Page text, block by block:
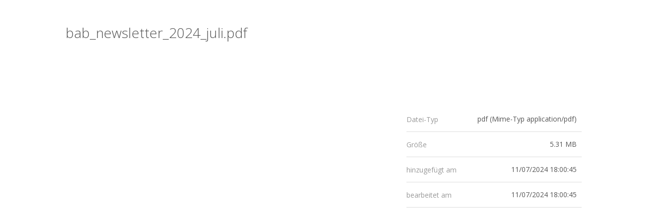
bab_newsletter_2024_juli.pdf
Datei-Typ pdf (Mime-Typ application/pdf)
Größe 5.31 MB
hinzugefügt am 11/07/2024 18:00:45
bearbeitet am 11/07/2024 18:00:45